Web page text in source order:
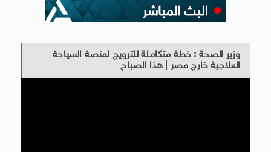
وزير الصحة : خطة متكاملة للترويج لمنصة السياحة
العلاجية خارج مصر | هذا الصباح